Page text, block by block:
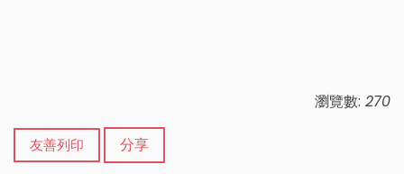
瀏覽數: 270
友善列印 分享